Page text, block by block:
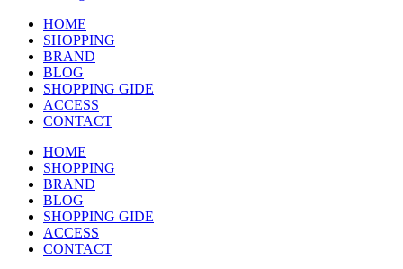
HOME
SHOPPING
BRAND
BLOG
SHOPPING GIDE
ACCESS
CONTACT
HOME
SHOPPING
BRAND
BLOG
SHOPPING GIDE
ACCESS
CONTACT